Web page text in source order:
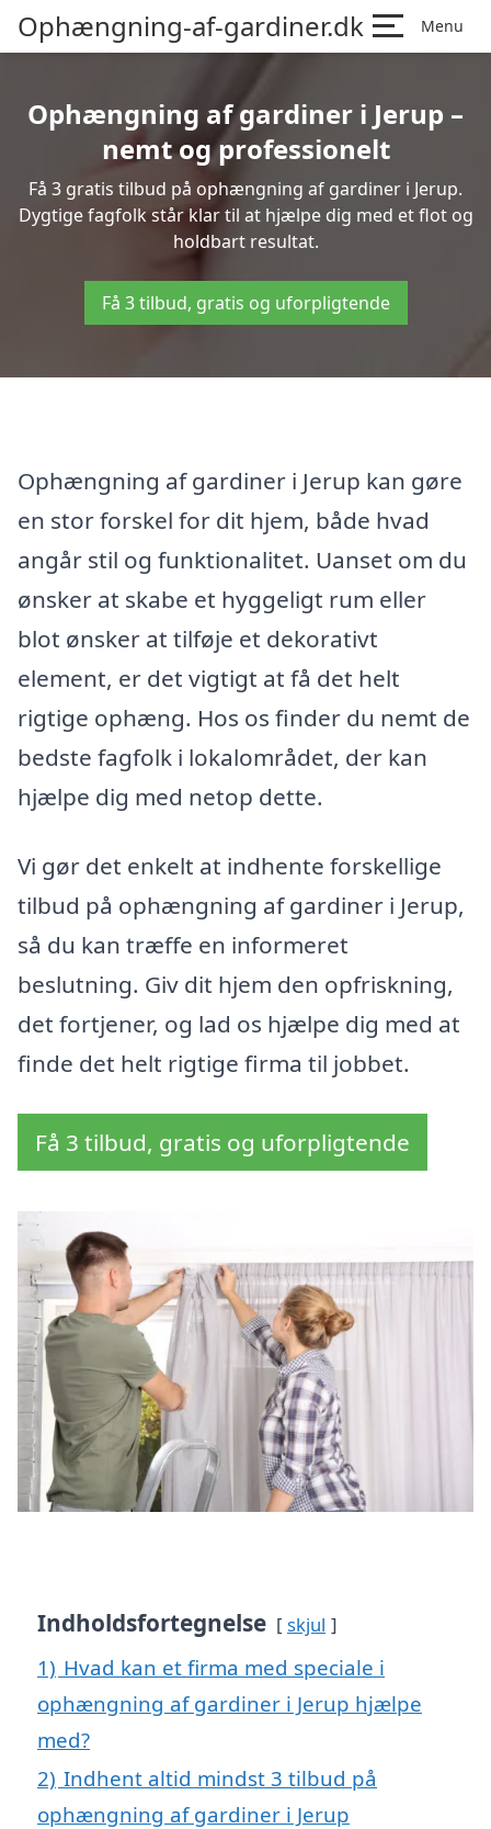
Ophængning-af-gardiner.dk Menu
Ophængning af gardiner i Jerup –
nemt og professionelt
Få 3 gratis tilbud på ophængning af gardiner i Jerup.
Dygtige fagfolk står klar til at hjælpe dig med et flot og
holdbart resultat.
Få 3 tilbud, gratis og uforpligtende
Ophængning af gardiner i Jerup kan gøre
en stor forskel for dit hjem, både hvad
angår stil og funktionalitet. Uanset om du
ønsker at skabe et hyggeligt rum eller
blot ønsker at tilføje et dekorativt
element, er det vigtigt at få det helt
rigtige ophæng. Hos os finder du nemt de
bedste fagfolk i lokalområdet, der kan
hjælpe dig med netop dette.
Vi gør det enkelt at indhente forskellige
tilbud på ophængning af gardiner i Jerup,
så du kan træffe en informeret
beslutning. Giv dit hjem den opfriskning,
det fortjener, og lad os hjælpe dig med at
finde det helt rigtige firma til jobbet.
Få 3 tilbud, gratis og uforpligtende
Indholdsfortegnelse skjul
1) Hvad kan et firma med speciale i
ophængning af gardiner i Jerup hjælpe
med?
2) Indhent altid mindst 3 tilbud på
ophængning af gardiner i Jerup